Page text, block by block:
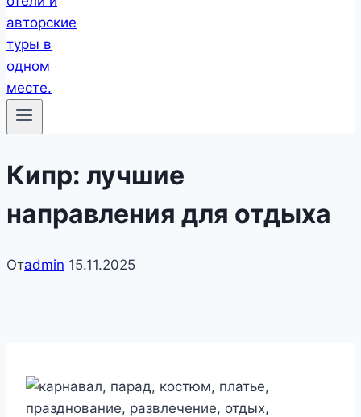
Кипр: лучшие
направления для отдыха
Отadmin 15.11.2025